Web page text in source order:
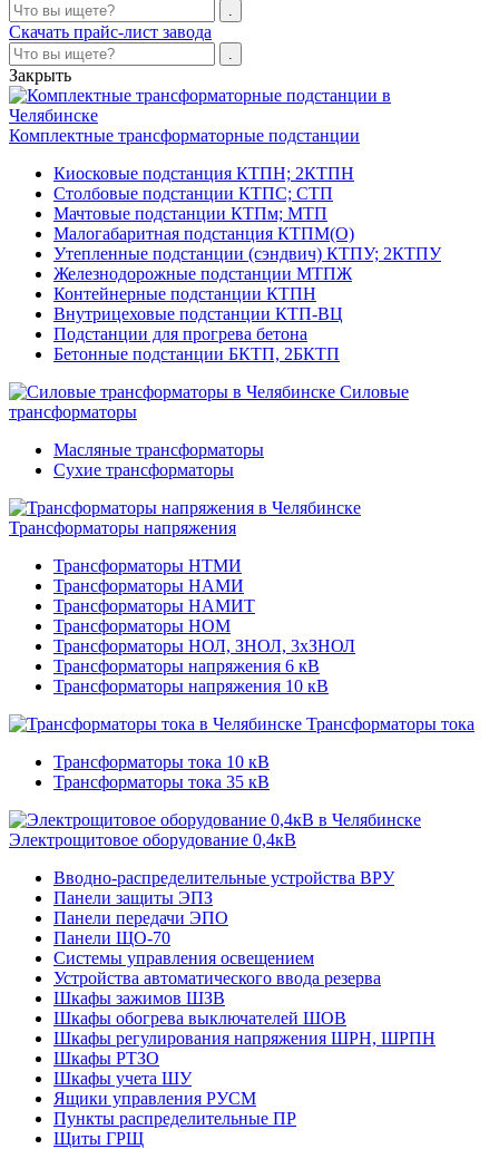
Скачать прайс-лист завода
Закрыть
Комплектные трансформаторные подстанции
Киосковые подстанция КТПН; 2КТПН
Столбовые подстанции КТПС; СТП
Мачтовые подстанции КТПм; МТП
Малогабаритная подстанция КТПМ(О)
Утепленные подстанции (сэндвич) КТПУ; 2КТПУ
Железнодорожные подстанции МТПЖ
Контейнерные подстанции КТПН
Внутрицеховые подстанции КТП-ВЦ
Подстанции для прогрева бетона
Бетонные подстанции БКТП, 2БКТП
Силовые
трансформаторы
Масляные трансформаторы
Сухие трансформаторы
Трансформаторы напряжения
Трансформаторы НТМИ
Трансформаторы НАМИ
Трансформаторы НАМИТ
Трансформаторы НОМ
Трансформаторы НОЛ, ЗНОЛ, 3хЗНОЛ
Трансформаторы напряжения 6 кВ
Трансформаторы напряжения 10 кВ
Трансформаторы тока
Трансформаторы тока 10 кВ
Трансформаторы тока 35 кВ
Электрощитовое оборудование 0,4кВ
Вводно-распределительные устройства ВРУ
Панели защиты ЭПЗ
Панели передачи ЭПО
Панели ЩО-70
Системы управления освещением
Устройства автоматического ввода резерва
Шкафы зажимов ШЗВ
Шкафы обогрева выключателей ШОВ
Шкафы регулирования напряжения ШРН, ШРПН
Шкафы РТЗО
Шкафы учета ШУ
Ящики управления РУСМ
Пункты распределительные ПР
Щиты ГРЩ